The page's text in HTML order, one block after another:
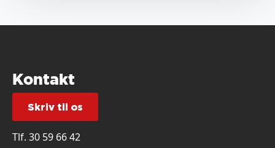
Kontakt
Skriv til os
Tlf. 30 59 66 42